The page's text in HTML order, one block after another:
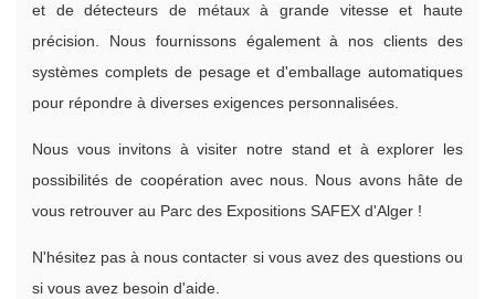
et de détecteurs de métaux à grande vitesse et haute
précision. Nous fournissons également à nos clients des
systèmes complets de pesage et d'emballage automatiques
pour répondre à diverses exigences personnalisées.
Nous vous invitons à visiter notre stand et à explorer les
possibilités de coopération avec nous. Nous avons hâte de
vous retrouver au Parc des Expositions SAFEX d'Alger !
N'hésitez pas à nous contacter si vous avez des questions ou
si vous avez besoin d'aide.